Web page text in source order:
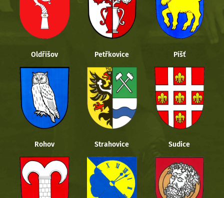
Oldřišov Petřkovice Píšť
Rohov Strahovice Sudice